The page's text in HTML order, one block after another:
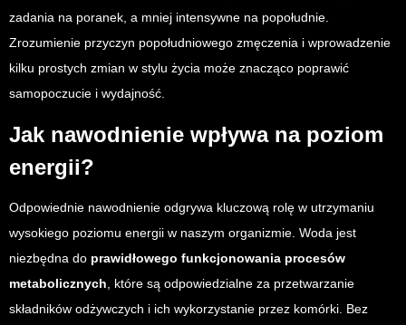
zadania na poranek, a mniej intensywne na popołudnie.
Zrozumienie przyczyn popołudniowego zmęczenia i wprowadzenie
kilku prostych zmian w stylu życia może znacząco poprawić
samopoczucie i wydajność.
Jak nawodnienie wpływa na poziom
energii?
Odpowiednie nawodnienie odgrywa kluczową rolę w utrzymaniu
wysokiego poziomu energii w naszym organizmie. Woda jest
niezbędna do prawidłowego funkcjonowania procesów
metabolicznych , które są odpowiedzialne za przetwarzanie
składników odżywczych i ich wykorzystanie przez komórki. Bez